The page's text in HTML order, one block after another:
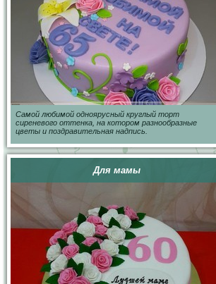
Самой любимой одноярусный круглый торт
сиреневого оттенка, на котором разнообразные
цветы и поздравительная надпись.
Для мамы